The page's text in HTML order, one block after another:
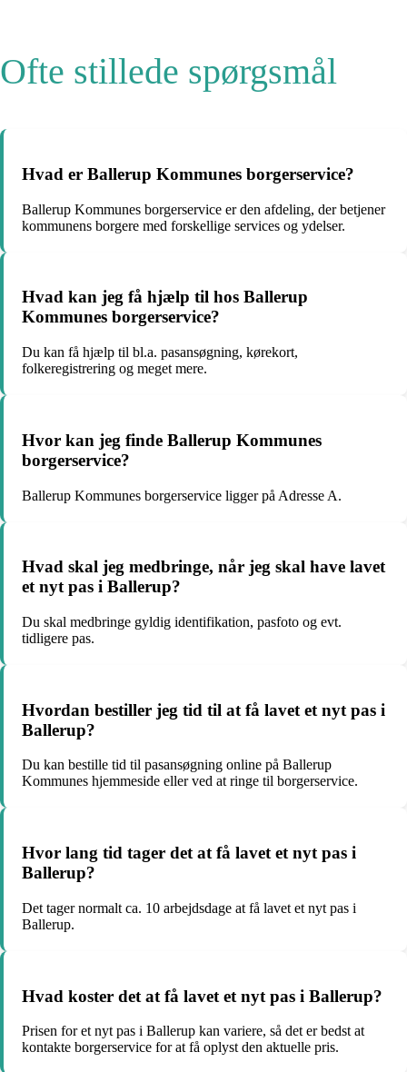
Ofte stillede spørgsmål
Hvad er Ballerup Kommunes borgerservice?
Ballerup Kommunes borgerservice er den afdeling, der betjener
kommunens borgere med forskellige services og ydelser.
Hvad kan jeg få hjælp til hos Ballerup
Kommunes borgerservice?
Du kan få hjælp til bl.a. pasansøgning, kørekort,
folkeregistrering og meget mere.
Hvor kan jeg finde Ballerup Kommunes
borgerservice?
Ballerup Kommunes borgerservice ligger på Adresse A.
Hvad skal jeg medbringe, når jeg skal have lavet
et nyt pas i Ballerup?
Du skal medbringe gyldig identifikation, pasfoto og evt.
tidligere pas.
Hvordan bestiller jeg tid til at få lavet et nyt pas i
Ballerup?
Du kan bestille tid til pasansøgning online på Ballerup
Kommunes hjemmeside eller ved at ringe til borgerservice.
Hvor lang tid tager det at få lavet et nyt pas i
Ballerup?
Det tager normalt ca. 10 arbejdsdage at få lavet et nyt pas i
Ballerup.
Hvad koster det at få lavet et nyt pas i Ballerup?
Prisen for et nyt pas i Ballerup kan variere, så det er bedst at
kontakte borgerservice for at få oplyst den aktuelle pris.